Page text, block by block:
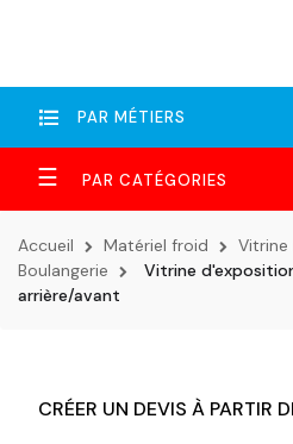
PAR MÉTIERS
Basculer
la
navigation
☰
Accueil Matériel froid Vitrine
Boulangerie
Vitrine
arrière/avant
CRÉER UN DEVIS À PARTIR